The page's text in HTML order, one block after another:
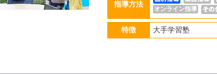
指導方法
オンライン指導
特徴 大手学習塾